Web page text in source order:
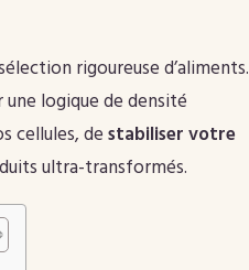
rigoureuse d’aliments.
logique de densité
cellules, destabiliser votre
ultra-transformés.